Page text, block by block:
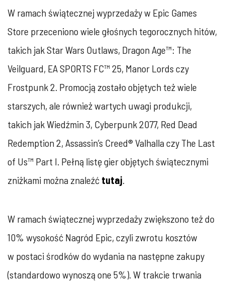
W ramach świątecznej wyprzedaży w Epic Games
Store przeceniono wiele głośnych tegorocznych hitów,
takich jak Star Wars Outlaws, Dragon Age™: The
Veilguard, EA SPORTS FC™ 25, Manor Lords czy
Frostpunk 2. Promocją zostało objętych też wiele
starszych, ale również wartych uwagi produkcji,
takich jak Wiedźmin 3, Cyberpunk 2077, Red Dead
Redemption 2, Assassin’s Creed® Valhalla czy The Last
of Us™ Part I. Pełną listę gier objętych świątecznymi
zniżkami można znaleźć tutaj.
W ramach świątecznej wyprzedaży zwiększono też do
10% wysokość Nagród Epic, czyli zwrotu kosztów
w postaci środków do wydania na następne zakupy
(standardowo wynoszą one 5%). W trakcie trwania